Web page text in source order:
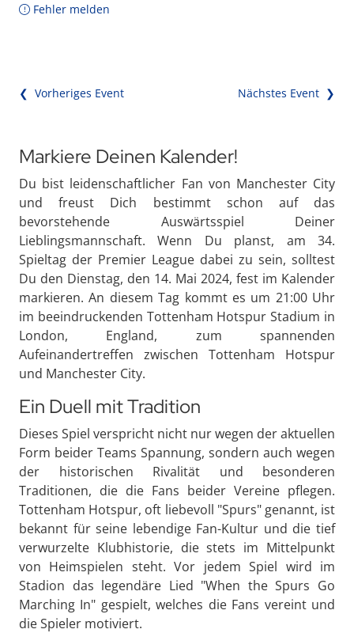
Fehler melden
❮ Vorheriges Event Nächstes Event ❯
Markiere Deinen Kalender!
Du bist leidenschaftlicher Fan von Manchester City
und freust Dich bestimmt schon auf das
bevorstehende Auswärtsspiel Deiner
Lieblingsmannschaft. Wenn Du planst, am 34.
Spieltag der Premier League dabei zu sein, solltest
Du den Dienstag, den 14. Mai 2024, fest im Kalender
markieren. An diesem Tag kommt es um 21:00 Uhr
im beeindruckenden Tottenham Hotspur Stadium in
London, England, zum spannenden
Aufeinandertreffen zwischen Tottenham Hotspur
und Manchester City.
Ein Duell mit Tradition
Dieses Spiel verspricht nicht nur wegen der aktuellen
Form beider Teams Spannung, sondern auch wegen
der historischen Rivalität und besonderen
Traditionen, die die Fans beider Vereine pflegen.
Tottenham Hotspur, oft liebevoll "Spurs" genannt, ist
bekannt für seine lebendige Fan-Kultur und die tief
verwurzelte Klubhistorie, die stets im Mittelpunkt
von Heimspielen steht. Vor jedem Spiel wird im
Stadion das legendäre Lied "When the Spurs Go
Marching In" gespielt, welches die Fans vereint und
die Spieler motiviert.